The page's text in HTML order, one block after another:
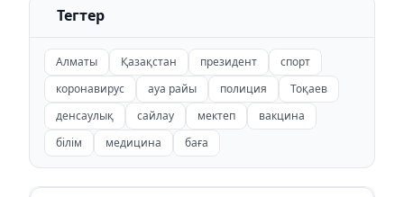
Тегтер
Алматы Қазақстан президент
спорт
коронавирус
ауа райы полиция
Тоқаев
денсаулық
сайлау мектеп
вакцина
білім
медицина баға